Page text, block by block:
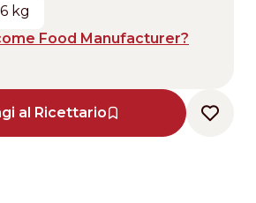
kg
Food Manufacturer?
al Ricettario